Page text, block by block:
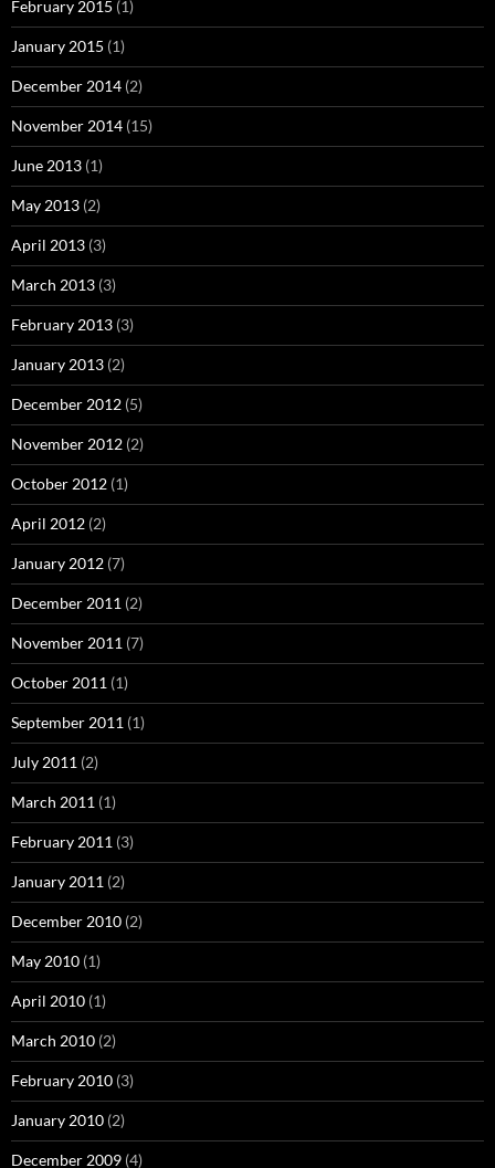
February 2015 (1)
January 2015 (1)
December 2014 (2)
November 2014 (15)
June 2013 (1)
May 2013 (2)
April 2013 (3)
March 2013 (3)
February 2013 (3)
January 2013 (2)
December 2012 (5)
November 2012 (2)
October 2012 (1)
April 2012 (2)
January 2012 (7)
December 2011 (2)
November 2011 (7)
October 2011 (1)
September 2011 (1)
July 2011 (2)
March 2011 (1)
February 2011 (3)
January 2011 (2)
December 2010 (2)
May 2010 (1)
April 2010 (1)
March 2010 (2)
February 2010 (3)
January 2010 (2)
December 2009 (4)